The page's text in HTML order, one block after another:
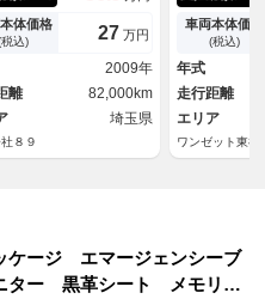
体価格
込) 27 万円
2009年
離
82,000km
埼玉県
８９
ー・純正ナビ
ウンドビュー
ンドスポット
ーセンサー・
ール・キセノ
車両本体価格
(税込)
年式
走行距離
エリア
ワンゼット東神
ージ エマージェンシーブ
ター 黒革シート メモリー